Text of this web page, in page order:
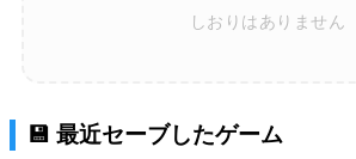
しおりはありません
💾 最近セーブしたゲーム